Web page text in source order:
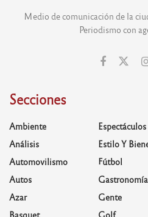
Medio de comunicación de la
Periodismo con
Secciones
Ambiente
Análisis
Automovilismo
Autos
Azar
Basquet
Espectáculos
Estilo Y
Fútbol
Gastronomía
Gente
Golf